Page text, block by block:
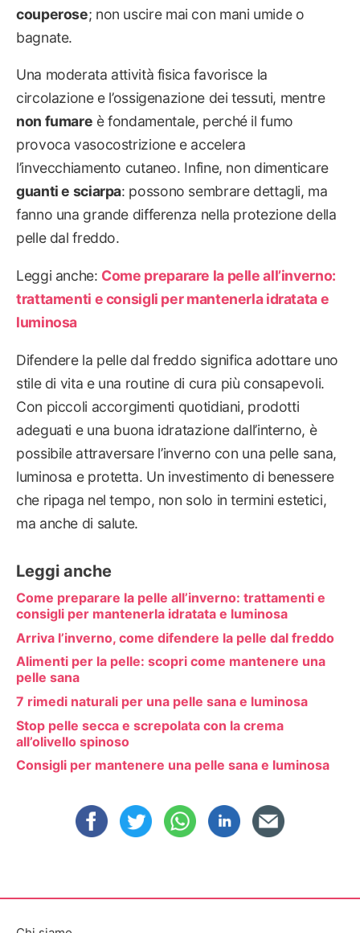
couperose; non uscire mai con mani umide o
bagnate.
Una moderata attività fisica favorisce la
circolazione e l’ossigenazione dei tessuti, mentre
non fumare è fondamentale, perché il fumo
provoca vasocostrizione e accelera
l’invecchiamento cutaneo. Infine, non dimenticare
guanti e sciarpa: possono sembrare dettagli, ma
fanno una grande differenza nella protezione della
pelle dal freddo.
Leggi anche: Come preparare la pelle all’inverno:
trattamenti e consigli per mantenerla idratata e
luminosa
Difendere la pelle dal freddo significa adottare uno
stile di vita e una routine di cura più consapevoli.
Con piccoli accorgimenti quotidiani, prodotti
adeguati e una buona idratazione dall’interno, è
possibile attraversare l’inverno con una pelle sana,
luminosa e protetta. Un investimento di benessere
che ripaga nel tempo, non solo in termini estetici,
ma anche di salute.
Leggi anche
Come preparare la pelle all’inverno: trattamenti e
consigli per mantenerla idratata e luminosa
Arriva l’inverno, come difendere la pelle dal freddo
Alimenti per la pelle: scopri come mantenere una
pelle sana
7 rimedi naturali per una pelle sana e luminosa
Stop pelle secca e screpolata con la crema
all’olivello spinoso
Consigli per mantenere una pelle sana e luminosa